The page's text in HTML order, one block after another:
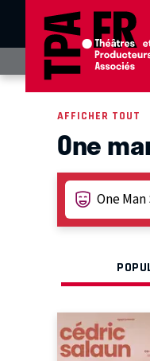
AFFICHER TOUT
One